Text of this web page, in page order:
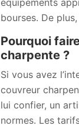
équipements
bourses. De
Pourquoi
charpente ?
Si vous avez
couvreur
lui confier, un
normes. Les